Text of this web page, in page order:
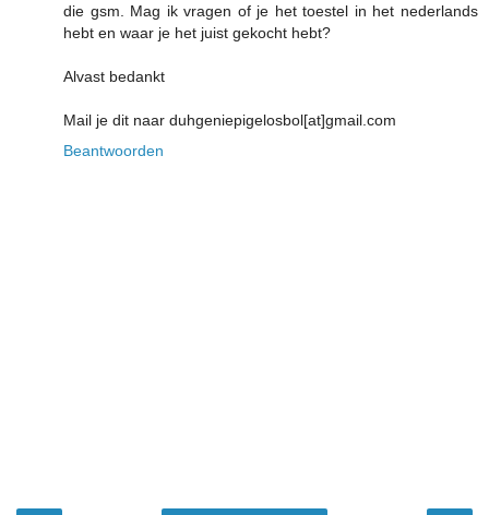
die gsm. Mag ik vragen of je het toestel in het nederlands
hebt en waar je het juist gekocht hebt?
Alvast bedankt
Mail je dit naar duhgeniepigelosbol[at]gmail.com
Beantwoorden